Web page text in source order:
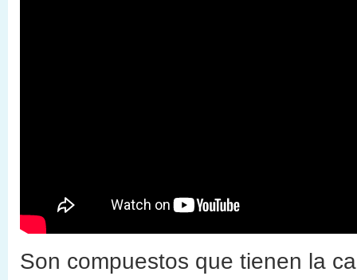
Son compuestos que tienen la